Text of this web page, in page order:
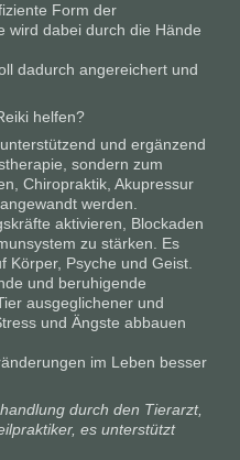
Form der
wird dabei durch die Hände
dadurch angereichert und
helfen?
und ergänzend
sondern zum
Chiropraktik, Akupressur
werden.
aktivieren, Blockaden
zu stärken. Es
Körper, Psyche und Geist.
und beruhigende
ausgeglichener und
und Ängste abbauen
im Leben besser
durch den Tierarzt,
es unterstützt